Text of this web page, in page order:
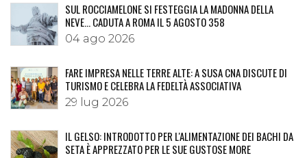
SUL ROCCIAMELONE SI FESTEGGIA LA MADONNA DELLA
NEVE… CADUTA A ROMA IL 5 AGOSTO 358
04 ago 2026
FARE IMPRESA NELLE TERRE ALTE: A SUSA CNA DISCUTE DI
TURISMO E CELEBRA LA FEDELTÀ ASSOCIATIVA
29 lug 2026
IL GELSO: INTRODOTTO PER L'ALIMENTAZIONE DEI BACHI DA
SETA È APPREZZATO PER LE SUE GUSTOSE MORE